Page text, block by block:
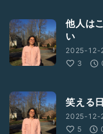
他人は
い
2025-12-
3
笑える
2025-12-
5